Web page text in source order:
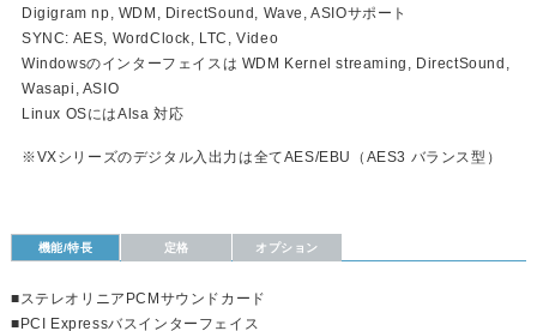
Digigram np, WDM, DirectSound, Wave, ASIOサポート
SYNC: AES, WordClock, LTC, Video
Windowsのインターフェイスは WDM Kernel streaming, DirectSound,
Wasapi, ASIO
Linux OSにはAlsa 対応
※VXシリーズのデジタル入出力は全てAES/EBU（AES3 バランス型）
機能/特長 定格 オプション
■ステレオリニアPCMサウンドカード
■PCI Expressバスインターフェイス